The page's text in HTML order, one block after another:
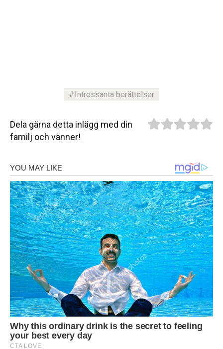
Intressanta berättelser
Dela gärna detta inlägg med din
familj och vänner!